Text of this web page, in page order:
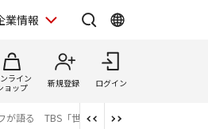
業情報
ライン
ョップ
新規登録 ログイン
が語る TBS「世界遺産」制作の裏側